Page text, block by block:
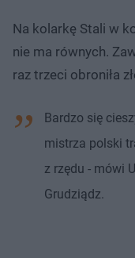
Na kolarkę Stali w
nie ma równych.
raz trzeci obroniła
Bardzo się
mistrza polski
z rzędu - mówi
Grudziądz.